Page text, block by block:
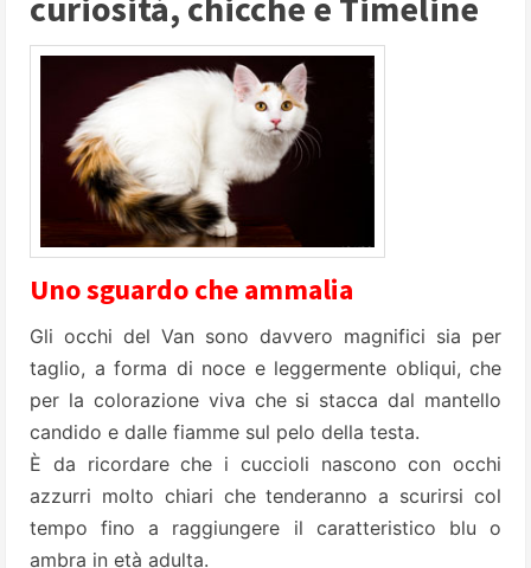
Uno sguardo che ammalia
Gli occhi del Van sono davvero magnifici sia per
taglio, a forma di noce e leggermente obliqui, che
per la colorazione viva che si stacca dal mantello
candido e dalle fiamme sul pelo della testa.
È da ricordare che i cuccioli nascono con occhi
azzurri molto chiari che tenderanno a scurirsi col
tempo fino a raggiungere il caratteristico blu o
ambra in età adulta.